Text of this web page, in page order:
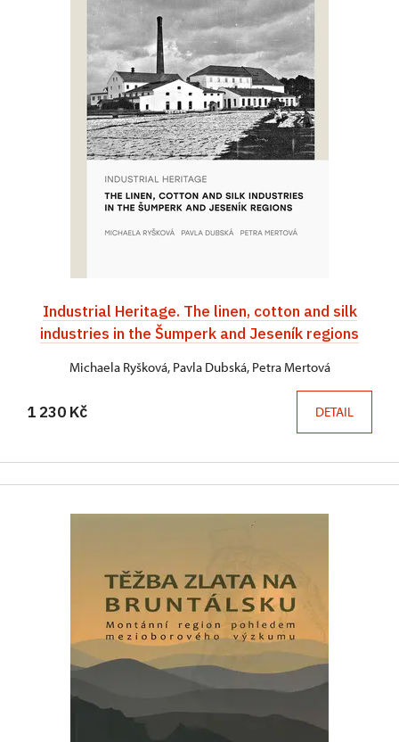
Industrial Heritage. The linen, cotton and silk
industries in the Šumperk and Jeseník regions
Michaela Ryšková, Pavla Dubská, Petra Mertová
1 230 Kč DETAIL